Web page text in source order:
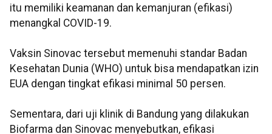
itu memiliki keamanan dan kemanjuran (efikasi)
menangkal COVID-19.
Vaksin Sinovac tersebut memenuhi standar Badan
Kesehatan Dunia (WHO) untuk bisa mendapatkan izin
EUA dengan tingkat efikasi minimal 50 persen.
Sementara, dari uji klinik di Bandung yang dilakukan
Biofarma dan Sinovac menyebutkan, efikasi